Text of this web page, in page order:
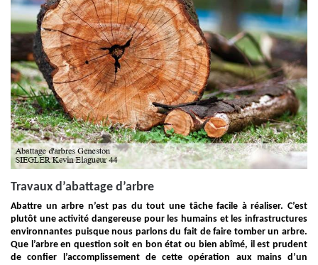
Travaux d’abattage d’arbre
Abattre un arbre n’est pas du tout une tâche facile à réaliser. C’est
plutôt une activité dangereuse pour les humains et les infrastructures
environnantes puisque nous parlons du fait de faire tomber un arbre.
Que l’arbre en question soit en bon état ou bien abîmé, il est prudent
de confier l’accomplissement de cette opération aux mains d’un